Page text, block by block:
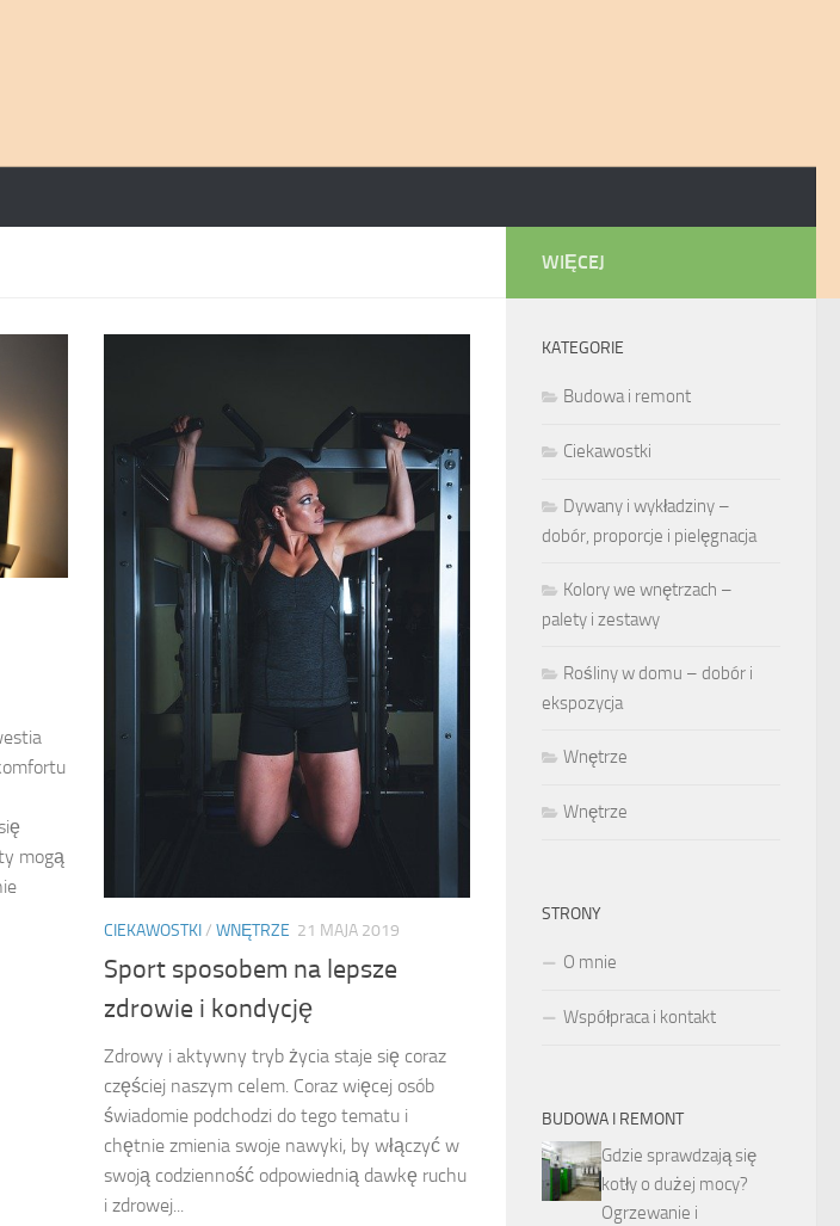
mogą
CIEKAWOSTKI/ WNĘTRZE 21 MAJA 2019
Sport sposobem na lepsze
zdrowie i kondycję
Zdrowy i aktywny tryb życia staje się coraz
częściej naszym celem. Coraz więcej osób
świadomie podchodzi do tego tematu i
chętnie zmienia swoje nawyki, by włączyć w
swoją codzienność odpowiednią dawkę ruchu
i zdrowej...
WIĘCEJ
KATEGORIE
Budowa i remont
Ciekawostki
Dywany i wykładziny –
dobór, proporcje i pielęgnacja
Kolory we wnętrzach –
palety i zestawy
Rośliny w domu – dobór i
ekspozycja
Wnętrze
Wnętrze
STRONY
O mnie
Współpraca i kontakt
BUDOWA I REMONT
Gdzie sprawdzają się
kotły o dużej mocy?
Ogrzewanie i